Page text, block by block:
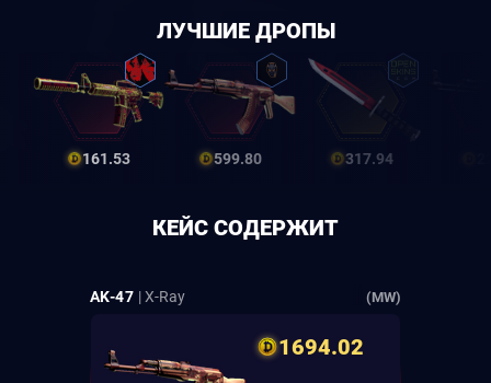
ЛУЧШИЕ ДРОПЫ
161.53 599.80 317.94
КЕЙС СОДЕРЖИТ
AK-47 | X-Ray (MW)
1694.02